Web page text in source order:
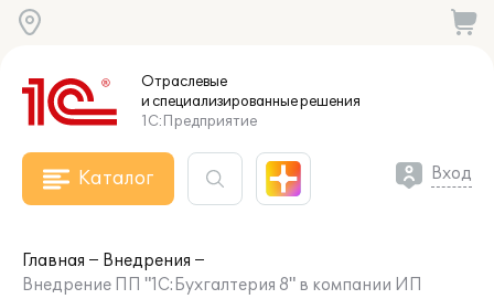
Отраслевые
и специализированныерешения
1С:Предприятие
Каталог Вход
Главная
Внедрения
Внедрение ПП "1С:Бухгалтерия 8" в компании ИП